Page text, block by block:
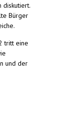
diskutiert.
Bürger
tritt eine
und der